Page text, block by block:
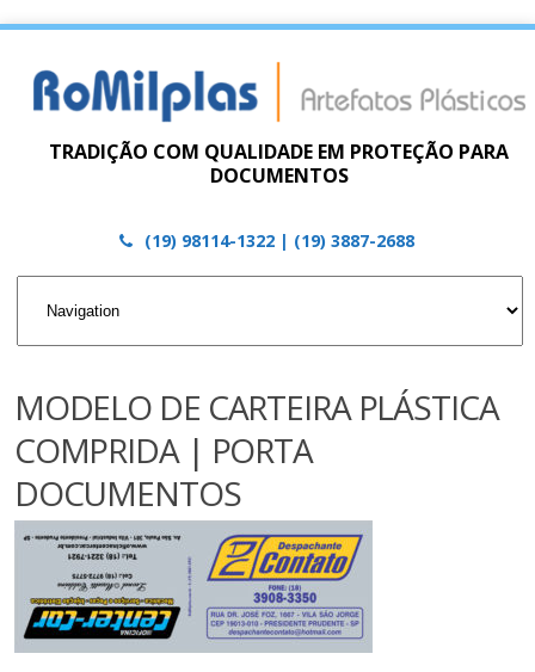
TRADIÇÃO COM QUALIDADE EM PROTEÇÃO PARA
DOCUMENTOS
(19) 98114-1322 | (19) 3887-2688
MODELO DE CARTEIRA PLÁSTICA
COMPRIDA | PORTA
DOCUMENTOS